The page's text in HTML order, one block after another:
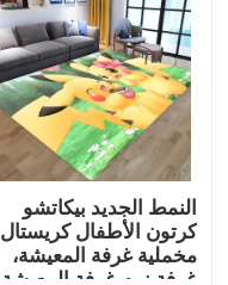
النمط الجديد بيكاتشو
كرتون الأطفال كريستال
مخملية غرفة المعيشة،
غرفة نوم غرفة المعيشة